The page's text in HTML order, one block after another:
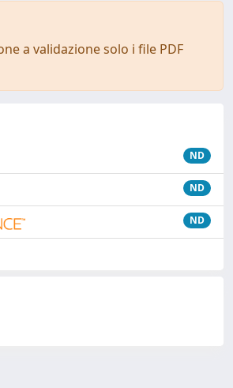
a validazione solo i file PDF
ND
ND
ND